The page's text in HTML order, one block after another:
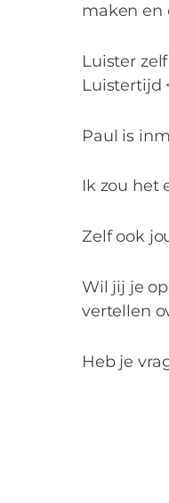
maken en
Luister
Luistertijd
Paul is
Ik zou het
Zelf ook
Wil jij je
vertellen
Heb je